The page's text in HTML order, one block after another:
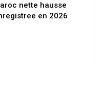
nette hausse
en 2026